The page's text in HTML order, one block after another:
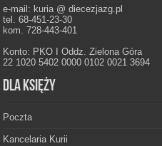
e-mail: kuria @ diecezjazg.pl
tel. 68-451-23-30
kom. 728-443-401
Konto: PKO I Oddz. Zielona Góra
22 1020 5402 0000 0102 0021 3694
Dla księży
Poczta
Kancelaria Kurii